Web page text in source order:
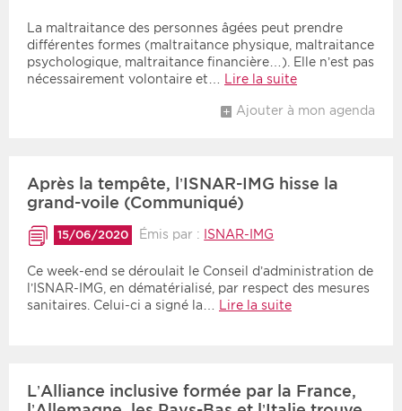
La maltraitance des personnes âgées peut prendre
différentes formes (maltraitance physique, maltraitance
psychologique, maltraitance financière…). Elle n’est pas
nécessairement volontaire et…
Lire la suite
Ajouter à mon agenda
Après la tempête, l’ISNAR-IMG hisse la
grand-voile (Communiqué)
15/06/2020 Émis par : ISNAR-IMG
Ce week-end se déroulait le Conseil d’administration de
l’ISNAR-IMG, en dématérialisé, par respect des mesures
sanitaires. Celui-ci a signé la…
Lire la suite
L’Alliance inclusive formée par la France,